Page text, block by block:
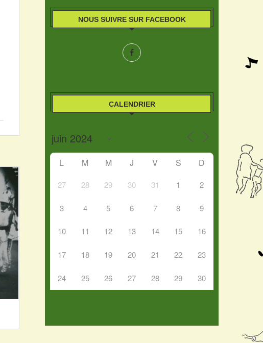
NOUS SUIVRE SUR FACEBOOK
CALENDRIER
L M M J V S D
27 28 29 30 31 1 2
3 4 5 6 7 8 9
10 11 12 13 14 15 16
17 18 19 20 21 22 23
24 25 26 27 28 29 30